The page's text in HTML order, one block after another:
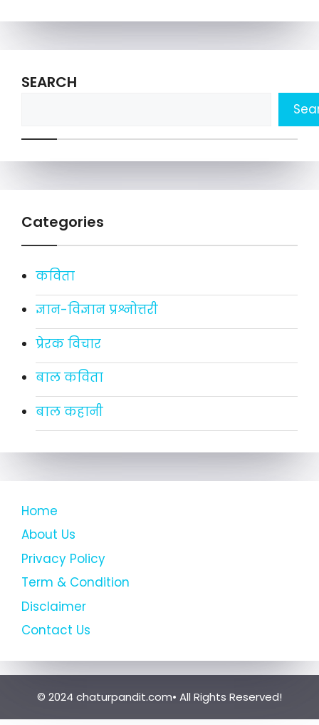
SEARCH
Categories
कविता
ज्ञान-विज्ञान प्रश्नोत्तरी
प्रेरक विचार
बाल कविता
बाल कहानी
Home
About Us
Privacy Policy
Term & Condition
Disclaimer
Contact Us
© 2024 chaturpandit.com• All Rights Reserved!